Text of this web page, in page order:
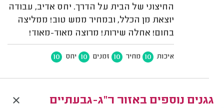
החיצוני של הבית על הדרך. יחס אדיב, עבודה
יוצאת מן הכלל, ובמחיר ממש טוב! ממליצה
בחום! אחלה שירות! מרוצה מאוד-מאוד!
איכות 10 מחיר 10 זמנים 10 יחס 10
גגנים נוספים באזור ר"ג-גבעתיים